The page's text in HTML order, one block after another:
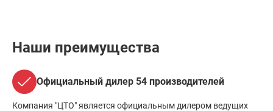
Наши преимущества
Официальный дилер 54 производителей
Компания "ЦТО" является официальным дилером ведущих